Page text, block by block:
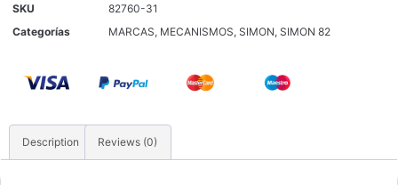
SKU
82760-31
Categorías
MARCAS, MECANISMOS, SIMON, SIMON 82
Description Reviews (0)